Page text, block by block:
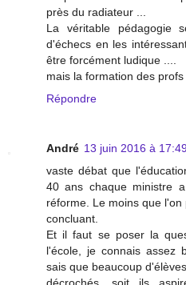
près du radiateur ...
La véritable pédagogie
d'échecs en les
être forcément ludique ....
mais la formation des
Répondre
André 13 juin 2016 à
vaste débat que
40 ans chaque ministre
réforme. Le moins que
concluant.
Et il faut se poser la
l'école, je connais assez
sais que beaucoup
décrochés, soit ils